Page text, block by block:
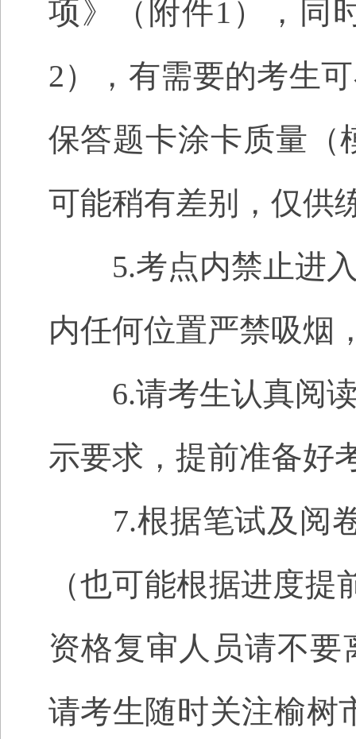
项》（附件1），同
2），有需要的考生
保答题卡涂卡质量（
可能稍有差别，仅供
5.考点内禁止进入
内任何位置严禁吸烟
6.请考生认真阅读
示要求，提前准备好
7.根据笔试及阅
（也可能根据进度
资格复审人员请不
请考生随时关注榆树